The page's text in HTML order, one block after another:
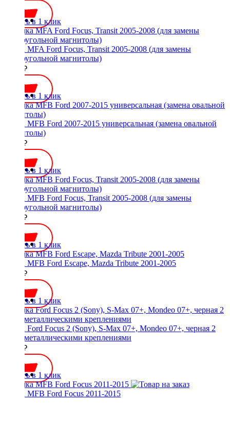
Купить в 1 клик
Рамка MFA Ford Focus, Transit 2005-2008 (для замены
прямоугольной магнитолы)
2000 ₽
Купить в 1 клик
Рамка MFB Ford 2007-2015 универсальная (замена овальной
магнитолы)
2200 ₽
Купить в 1 клик
Рамка MFB Ford Focus, Transit 2005-2008 (для замены
прямоугольной магнитолы)
2000 ₽
Купить в 1 клик
Рамка MFB Ford Escape, Mazda Tribute 2001-2005
2000 ₽
Купить в 1 клик
Рамка Ford Focus 2 (Sony), S-Max 07+, Mondeo 07+, черная 2
Din с металлическими креплениями
1600 ₽
Купить в 1 клик
Рамка MFB Ford Focus 2011-2015